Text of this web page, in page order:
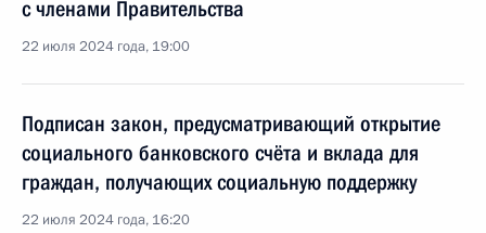
с членами Правительства
22 июля 2024 года, 19:00
Подписан закон, предусматривающий открытие
социального банковского счёта и вклада для
граждан, получающих социальную поддержку
22 июля 2024 года, 16:20